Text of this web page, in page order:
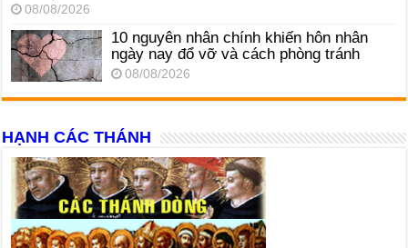
08/08/2026
10 nguyên nhân chính khiến hôn nhân
ngày nay đổ vỡ và cách phòng tránh
08/08/2026
HẠNH CÁC THÁNH